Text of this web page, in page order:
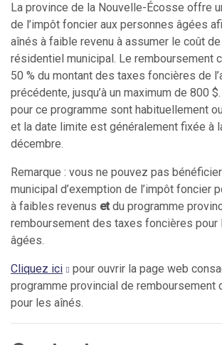
La province de la Nouvelle-Écosse offre
de l’impôt foncier aux personnes âgées
aînés à faible revenu à assumer le coût
résidentiel municipal. Le remboursement
50 % du montant des taxes foncières de
précédente, jusqu’à un maximum de 800
pour ce programme sont habituellement
et la date limite est généralement fixée à
décembre.
Remarque : vous ne pouvez pas
municipal d’exemption de l’impôt foncier
à faibles revenus et du programme
remboursement des taxes foncières pour
âgées.
Cliquez ici
pour ouvrir la page web
programme provincial de remboursement
pour les aînés.